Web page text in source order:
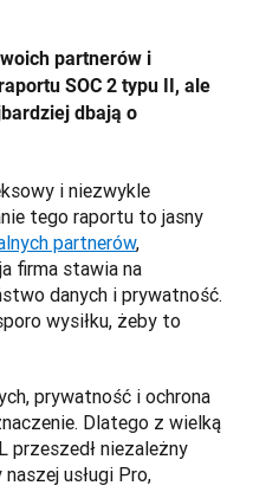
partnerów i
SOC 2 typu II, ale
dbają o
i niezwykle
tego raportu to jasny
partnerów,
firma stawia na
danych i prywatność.
wysiłku, żeby to
prywatność i ochrona
Dlatego z wielką
przeszedł niezależny
usługi Pro,